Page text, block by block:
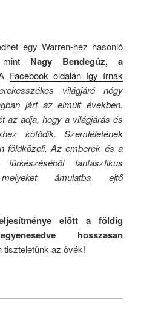
egy Warren-hez hasonló
Nagy Bendegúz, a
Facebook oldalán így írnak
világjáró négy
járt az elmúlt években.
az adja, hogy a világjárás és
kötődik. Szemléletének
földközeli. Az emberek és a
fantasztikus
ámulatba ejtő
előtt a földig
hosszasan
tiszteletünk az övék!